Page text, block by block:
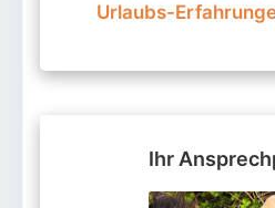
Urlaubs-
Ihr